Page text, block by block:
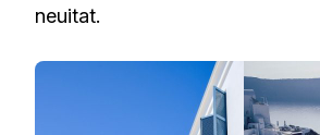
neuitat.